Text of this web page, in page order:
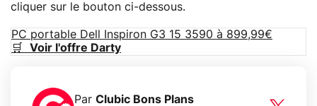
cliquer sur le bouton ci-dessous.
PC portable Dell Inspiron G3 15 3590 à 899,99€
🛒 Voir l'offre Darty
Par Clubic Bons Plans